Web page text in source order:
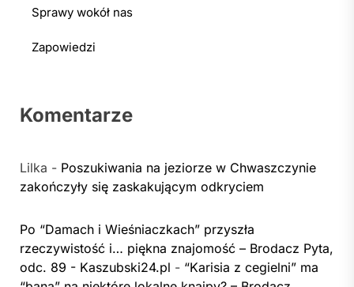
Sprawy wokół nas
Zapowiedzi
Komentarze
Lilka - Poszukiwania na jeziorze w Chwaszczynie
zakończyły się zaskakującym odkryciem
Po “Damach i Wieśniaczkach” przyszła
rzeczywistość i… piękna znajomość – Brodacz Pyta,
odc. 89 - Kaszubski24.pl - “Karisia z cegielni” ma